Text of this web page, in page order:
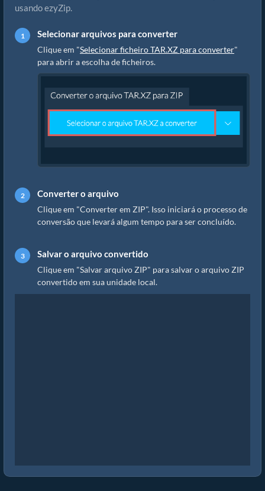
usando ezyZip.
Selecionar arquivos para converter
Clique em "Selecionar ficheiro TAR.XZ para converter"
para abrir a escolha de ficheiros.
Converter o arquivo
Clique em "Converter em ZIP". Isso iniciará o processo de
conversão que levará algum tempo para ser concluído.
Salvar o arquivo convertido
Clique em "Salvar arquivo ZIP" para salvar o arquivo ZIP
convertido em sua unidade local.